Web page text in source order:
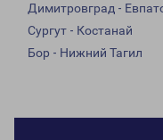
Димитровград -
Сургут - Костанай
Бор - Нижний Тагил